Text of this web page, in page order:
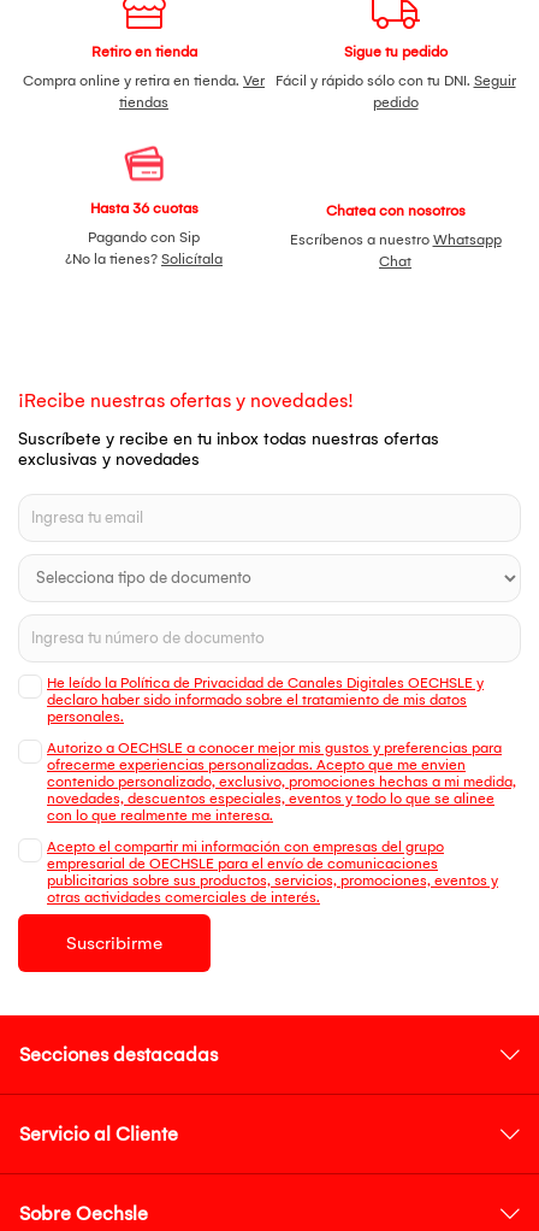
Retiro en tienda
Compra online y retira en tienda. Ver
tiendas
Sigue tu pedido
Fácil y rápido sólo con tu DNI. Seguir
pedido
Hasta 36 cuotas
Pagando con Sip
¿No la tienes? Solicítala
Chatea con nosotros
Escríbenos a nuestro Whatsapp
Chat
¡Recibe nuestras ofertas y novedades!
Suscríbete y recibe en tu inbox todas nuestras ofertas
exclusivas y novedades
He leído la Política de Privacidad de Canales Digitales OECHSLE y
declaro haber sido informado sobre el tratamiento de mis datos
personales.
Autorizo a OECHSLE a conocer mejor mis gustos y preferencias para
ofrecerme experiencias personalizadas. Acepto que me envien
contenido personalizado, exclusivo, promociones hechas a mi medida,
novedades, descuentos especiales, eventos y todo lo que se alinee
con lo que realmente me interesa.
Acepto el compartir mi información con empresas del grupo
empresarial de OECHSLE para el envío de comunicaciones
publicitarias sobre sus productos, servicios, promociones, eventos y
otras actividades comerciales de interés.
Suscribirme
Secciones destacadas
Servicio al Cliente
Sobre Oechsle